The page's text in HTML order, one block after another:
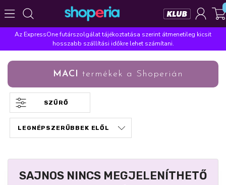
Népszerű kategóriák
Szépségápolás Élelmiszer Mosás Mosogatás
Takarítás Baba-mama Háztartás
Népszerű márkák
Pampers Lenor
Az ExpressOne futárszolgálat tájékoztatása szerint átmenetileg kicsit
hosszabb szállítási időkre lehet számítani.
MACI termékek a Shoperián
SZŰRŐ
SAJNOS NINCS MEGJELENÍTHETŐ